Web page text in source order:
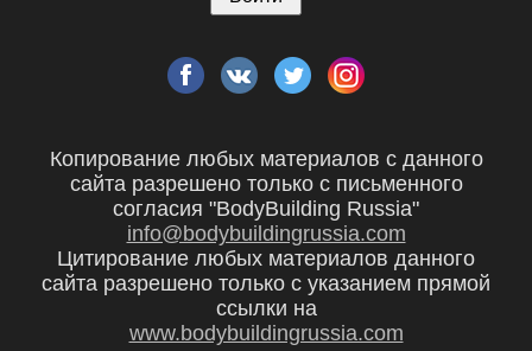
Копирование любых материалов с данного
сайта разрешено только с письменного
согласия "BodyBuilding Russia"
info@bodybuildingrussia.com
Цитирование любых материалов данного
сайта разрешено только с указанием прямой
ссылки на
www.bodybuildingrussia.com